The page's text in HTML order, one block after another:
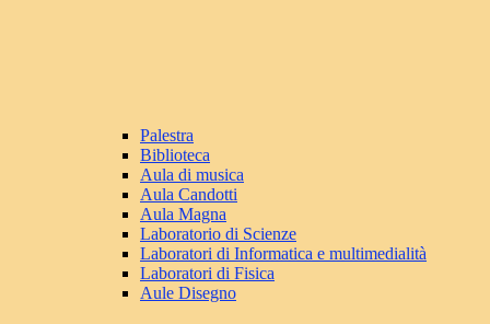
Palestra
Biblioteca
Aula di musica
Aula Candotti
Aula Magna
Laboratorio di Scienze
Laboratori di Informatica e multimedialità
Laboratori di Fisica
Aule Disegno